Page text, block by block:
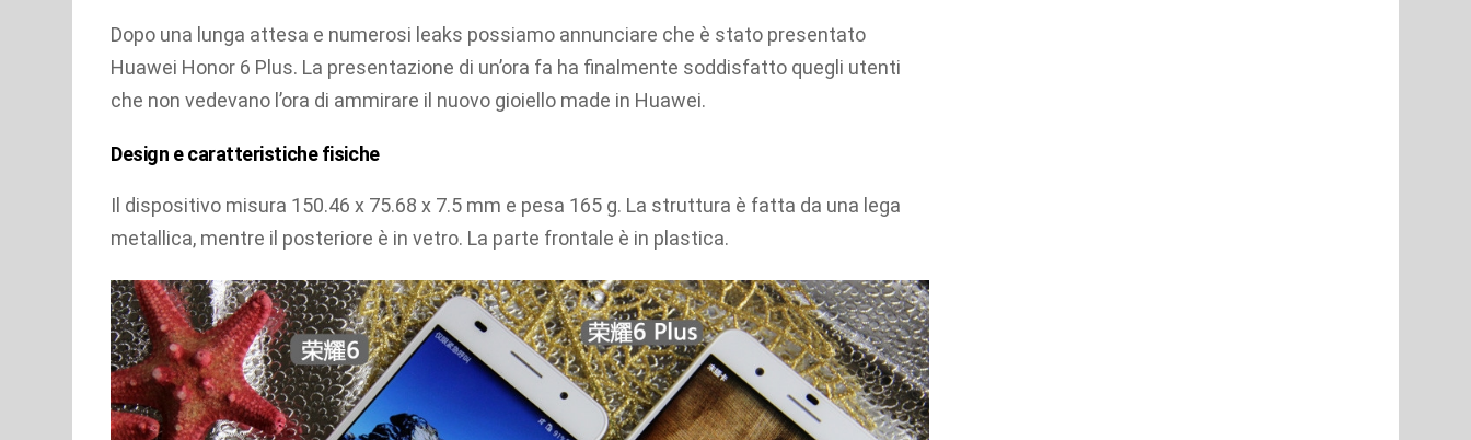
Dopo una lunga attesa e numerosi leaks possiamo annunciare che è stato presentato
Huawei Honor 6 Plus. La presentazione di un’ora fa ha finalmente soddisfatto quegli utenti
che non vedevano l’ora di ammirare il nuovo gioiello made in Huawei.
Design e caratteristiche fisiche
Il dispositivo misura 150.46 x 75.68 x 7.5 mm e pesa 165 g. La struttura è fatta da una lega
metallica, mentre il posteriore è in vetro. La parte frontale è in plastica.